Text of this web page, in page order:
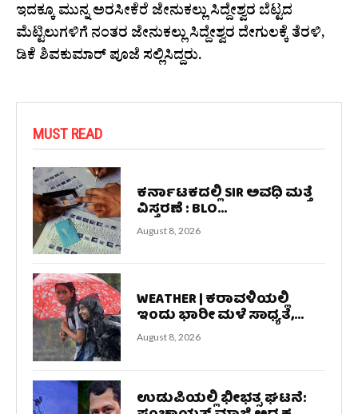
ಇದಕ್ಕೂ ಮುನ್ನ ಅರಸೀಕೆರೆ ಜೇನುಕಲ್ಲು ಸಿದ್ದೇಶ್ವರ ಬೆಟ್ಟದ
ಮೆಟ್ಟಿಲುಗಳಿಗೆ ನಂತರ ಜೇನುಕಲ್ಲು ಸಿದ್ದೇಶ್ವರ ದೇಗುಲಕ್ಕೆ ತೆರಳಿ,
ಡಿಕೆ ಶಿವಕುಮಾರ್ ಪೂಜೆ ಸಲ್ಲಿಸಿದ್ದರು.
MUST READ
ಕರ್ನಾಟಕದಲ್ಲಿ SIR ಅವಧಿ ಮತ್ತೆ
ವಿಸ್ತರಣೆ : BLO...
August 8, 2026
WEATHER | ಕರಾವಳಿಯಲ್ಲಿ
ಇಂದು ಭಾರೀ ಮಳೆ ಸಾಧ್ಯತೆ,...
August 8, 2026
ಉಡುಪಿಯಲ್ಲಿ ಭೀಭತ್ಸ ಘಟನೆ: